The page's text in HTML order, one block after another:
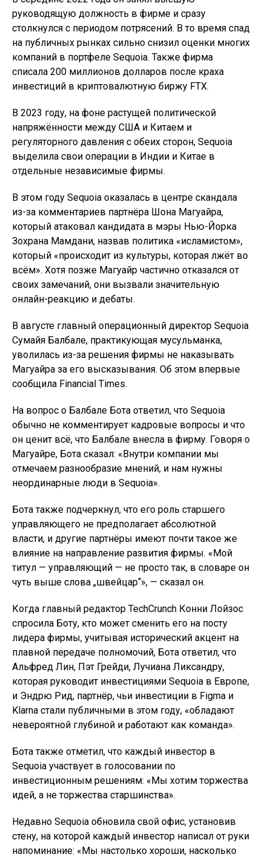
руководящую должность в фирме и сразу
столкнулся с периодом потрясений. В то время спад
на публичных рынках сильно снизил оценки многих
компаний в портфеле Sequoia. Также фирма
списала 200 миллионов долларов после краха
инвестиций в криптовалютную биржу FTX.
В 2023 году, на фоне растущей политической
напряжённости между США и Китаем и
регуляторного давления с обеих сторон, Sequoia
выделила свои операции в Индии и Китае в
отдельные независимые фирмы.
В этом году Sequoia оказалась в центре скандала
из-за комментариев партнёра Шона Магуайра,
который атаковал кандидата в мэры Нью-Йорка
Зохрана Мамдани, назвав политика «исламистом»,
который «происходит из культуры, которая лжёт во
всём». Хотя позже Магуайр частично отказался от
своих замечаний, они вызвали значительную
онлайн-реакцию и дебаты.
В августе главный операционный директор Sequoia
Сумайя Балбале, практикующая мусульманка,
уволилась из-за решения фирмы не наказывать
Магуайра за его высказывания. Об этом впервые
сообщила Financial Times.
На вопрос о Балбале Бота ответил, что Sequoia
обычно не комментирует кадровые вопросы и что
он ценит всё, что Балбале внесла в фирму. Говоря о
Магуайре, Бота сказал: «Внутри компании мы
отмечаем разнообразие мнений, и нам нужны
неординарные люди в Sequoia».
Бота также подчеркнул, что его роль старшего
управляющего не предполагает абсолютной
власти, и другие партнёры имеют почти такое же
влияние на направление развития фирмы. «Мой
титул — управляющий — не просто так, в словаре он
чуть выше слова „швейцар“», — сказал он.
Когда главный редактор TechCrunch Конни Лойзос
спросила Боту, кто может сменить его на посту
лидера фирмы, учитывая исторический акцент на
плавной передаче полномочий, Бота ответил, что
Альфред Лин, Пэт Грейди, Лучиана Ликсандру,
которая руководит инвестициями Sequoia в Европе,
и Эндрю Рид, партнёр, чьи инвестиции в Figma и
Klarna стали публичными в этом году, «обладают
невероятной глубиной и работают как команда».
Бота также отметил, что каждый инвестор в
Sequoia участвует в голосовании по
инвестиционным решениям: «Мы хотим торжества
идей, а не торжества старшинства».
Недавно Sequoia обновила свой офис, установив
стену, на которой каждый инвестор написал от руки
напоминание: «Мы настолько хороши, насколько